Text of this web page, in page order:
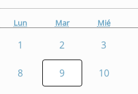
Lun Mar Mié
1 2 3
8 9 10